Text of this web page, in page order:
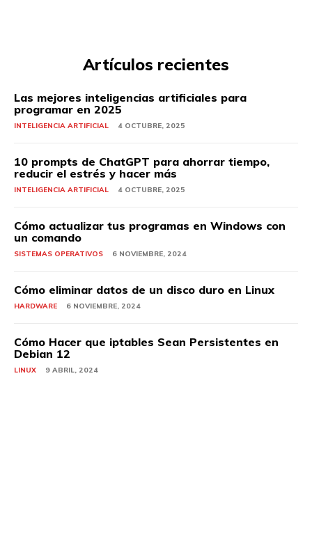
Artículos recientes
Las mejores inteligencias artificiales para
programar en 2025
INTELIGENCIA ARTIFICIAL 4 OCTUBRE, 2025
10 prompts de ChatGPT para ahorrar tiempo,
reducir el estrés y hacer más
INTELIGENCIA ARTIFICIAL 4 OCTUBRE, 2025
Cómo actualizar tus programas en Windows con
un comando
SISTEMAS OPERATIVOS 6 NOVIEMBRE, 2024
Cómo eliminar datos de un disco duro en Linux
HARDWARE 6 NOVIEMBRE, 2024
Cómo Hacer que iptables Sean Persistentes en
Debian 12
LINUX 9 ABRIL, 2024